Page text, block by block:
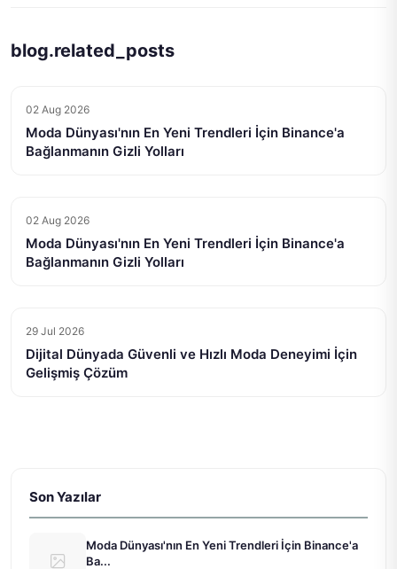
blog.related_posts
02 Aug 2026
Moda Dünyası'nın En Yeni Trendleri İçin Binance'a
Bağlanmanın Gizli Yolları
02 Aug 2026
Moda Dünyası'nın En Yeni Trendleri İçin Binance'a
Bağlanmanın Gizli Yolları
29 Jul 2026
Dijital Dünyada Güvenli ve Hızlı Moda Deneyimi İçin
Gelişmiş Çözüm
Son Yazılar
Moda Dünyası'nın En Yeni Trendleri İçin Binance'a
Ba...